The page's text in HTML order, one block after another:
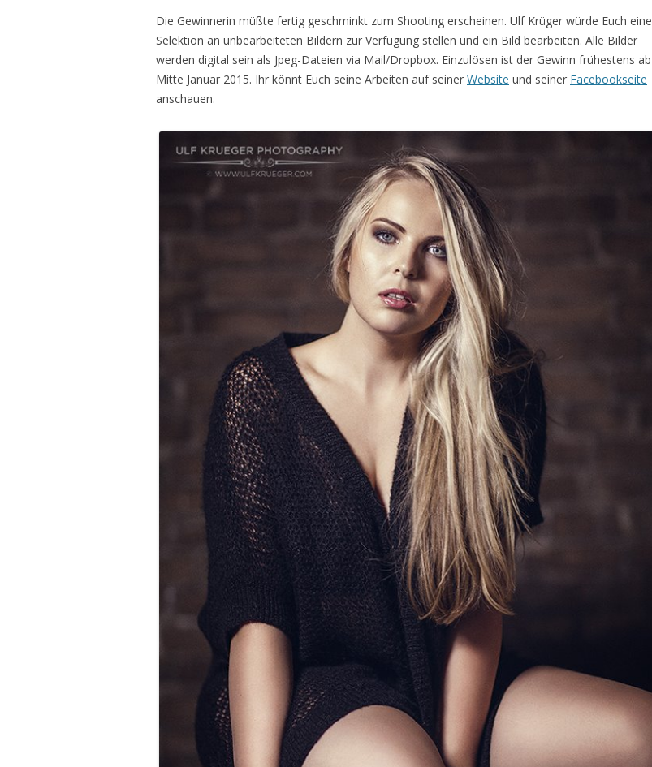
Die Gewinnerin müßte fertig geschminkt zum Shooting erscheinen. Ulf Krüger würde Euch eine
Selektion an unbearbeiteten Bildern zur Verfügung stellen und ein Bild bearbeiten. Alle Bilder
werden digital sein als Jpeg-Dateien via Mail/Dropbox. Einzulösen ist der Gewinn frühestens ab
Mitte Januar 2015. Ihr könnt Euch seine Arbeiten auf seiner Website und seiner Facebookseite
anschauen.